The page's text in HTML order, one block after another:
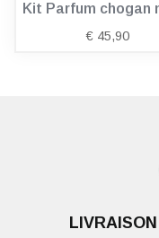
Kit Parfum chogan
€ 45,90